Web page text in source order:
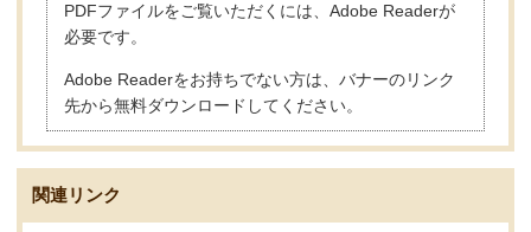
PDFファイルをご覧いただくには、Adobe Readerが
必要です。
Adobe Readerをお持ちでない方は、バナーのリンク
先から無料ダウンロードしてください。
関連リンク